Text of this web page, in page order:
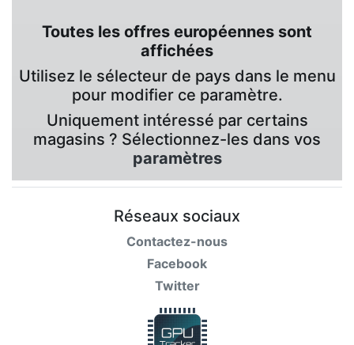
Toutes les offres européennes sont
affichées
Utilisez le sélecteur de pays dans le menu
pour modifier ce paramètre.
Uniquement intéressé par certains
magasins ? Sélectionnez-les dans vos
paramètres
Réseaux sociaux
Contactez-nous
Facebook
Twitter